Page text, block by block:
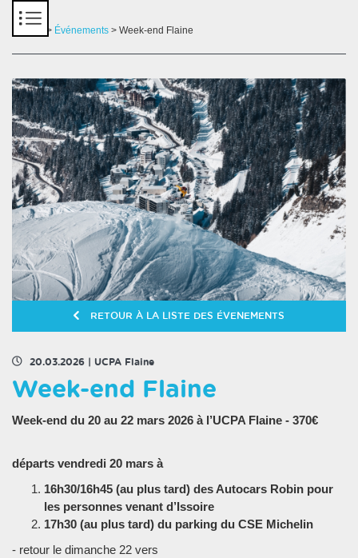
> Événements > Week-end Flaine
RETOUR À LA LISTE DES ÉVENEMENTS
20.03.2026 UCPA Flaine
Week-end Flaine
Week-end du 20 au 22 mars 2026 à l’UCPA Flaine - 370€
départs vendredi 20 mars à
16h30/16h45 (au plus tard) des Autocars Robin pour
les personnes venant d’Issoire
17h30 (au plus tard) du parking du CSE Michelin
- retour le dimanche 22 vers